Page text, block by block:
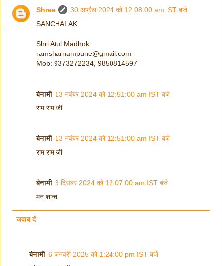
Shree
30 अप्रैल 2024 को 12:08:00 am IST बजे
SANCHALAK
Shri Atul Madhok
ramsharnampune@gmail.com
Mob: 9373272234, 9850814597
बेनामी 13 नवंबर 2024 को 12:51:00 am IST बजे
राम राम जी
बेनामी 13 नवंबर 2024 को 12:51:00 am IST बजे
राम राम जी
बेनामी 3 दिसंबर 2024 को 12:07:00 am IST बजे
मन शान्त
जवाब दें
बेनामी 6 जनवरी 2025 को 1:24:00 pm IST बजे